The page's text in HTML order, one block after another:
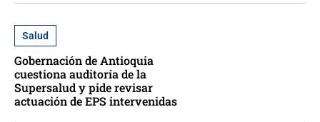
Salud
Gobernación de Antioquia
cuestiona auditoría de la
Supersalud y pide revisar
actuación de EPS intervenidas